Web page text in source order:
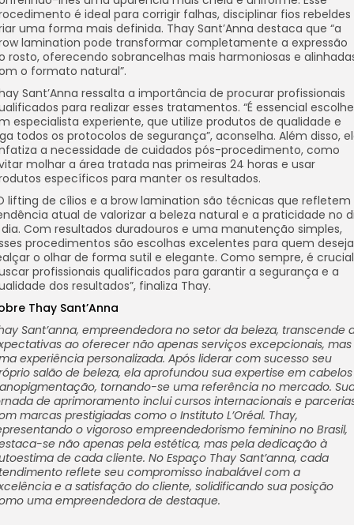
é ideal para corrigir falhas, disciplinar fios rebeldes
uma forma mais definida. Thay Sant’Anna destaca que “a
lamination pode transformar completamente a expressão
rosto, oferecendo sobrancelhas mais harmoniosas e
o formato natural”.
Sant’Anna ressalta a importância de procurar profissionais
para realizar esses tratamentos. “É essencial
especialista experiente, que utilize produtos de qualidade e
todos os protocolos de segurança”, aconselha. Além disso,
a necessidade de cuidados pós-procedimento, como
molhar a área tratada nas primeiras 24 horas e usar
específicos para manter os resultados.
lifting de cílios e a brow lamination são técnicas que refletem
atual de valorizar a beleza natural e a praticidade no
Com resultados duradouros e uma manutenção simples,
procedimentos são escolhas excelentes para quem deseja
o olhar de forma sutil e elegante. Como sempre, é crucial
profissionais qualificados para garantir a segurança e a
dos resultados”, finaliza Thay.
Thay Sant’Anna
Sant’anna, empreendedora no setor da beleza, transcende
ao oferecer não apenas serviços excepcionais, mas
experiência personalizada. Após liderar com sucesso seu
salão de beleza, ela aprofundou sua expertise em
tornando-se uma referência no mercado.
de aprimoramento inclui cursos internacionais e
marcas prestigiadas como o Instituto L’Oréal. Thay,
o vigoroso empreendedorismo feminino no Brasil,
se não apenas pela estética, mas pela dedicação à
de cada cliente. No Espaço Thay Sant’anna, cada
reflete seu compromisso inabalável com a
e a satisfação do cliente, solidificando sua posição
uma empreendedora de destaque.